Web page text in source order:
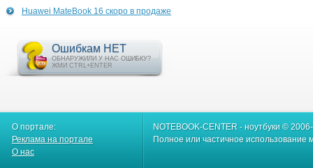
Huawei MateBook 16 скоро в продаже
Ошибкам НЕТ
ОБНАРУЖИЛИ У НАС ОШИБКУ?
ЖМИ CTRL+ENTER
О портале:
Реклама на портале
О нас
NOTEBOOK-CENTER - ноутбуки ©
Полное или частичное использование